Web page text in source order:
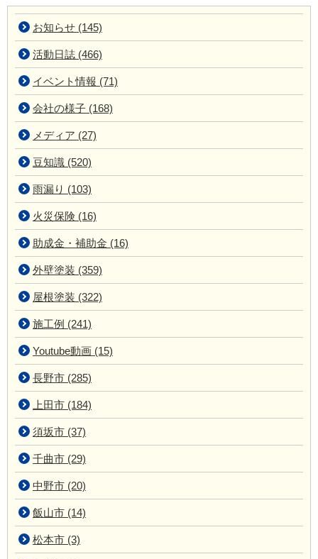
お知らせ (145)
活動日誌 (466)
イベント情報 (71)
会社の様子 (168)
メディア (27)
豆知識 (520)
雨漏り (103)
火災保険 (16)
助成金・補助金 (16)
外壁塗装 (359)
屋根塗装 (322)
施工例 (241)
Youtube動画 (15)
長野市 (285)
上田市 (184)
須坂市 (37)
千曲市 (29)
中野市 (20)
飯山市 (14)
松本市 (3)